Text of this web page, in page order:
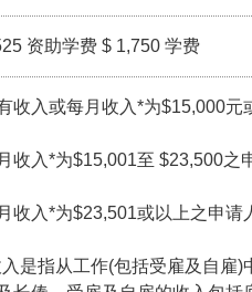
资助学费 $ 1,750 学费
收入或每月收入*为$15,000元
收入*为$15,001至 $23,500之
收入*为$23,501或以上之申请
是指从工作(包括受雇及自雇